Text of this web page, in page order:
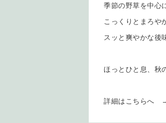
季節の野草を中心
こっくりとまろや
スッと爽やかな後
ほっとひと息、秋
詳細はこちらへ